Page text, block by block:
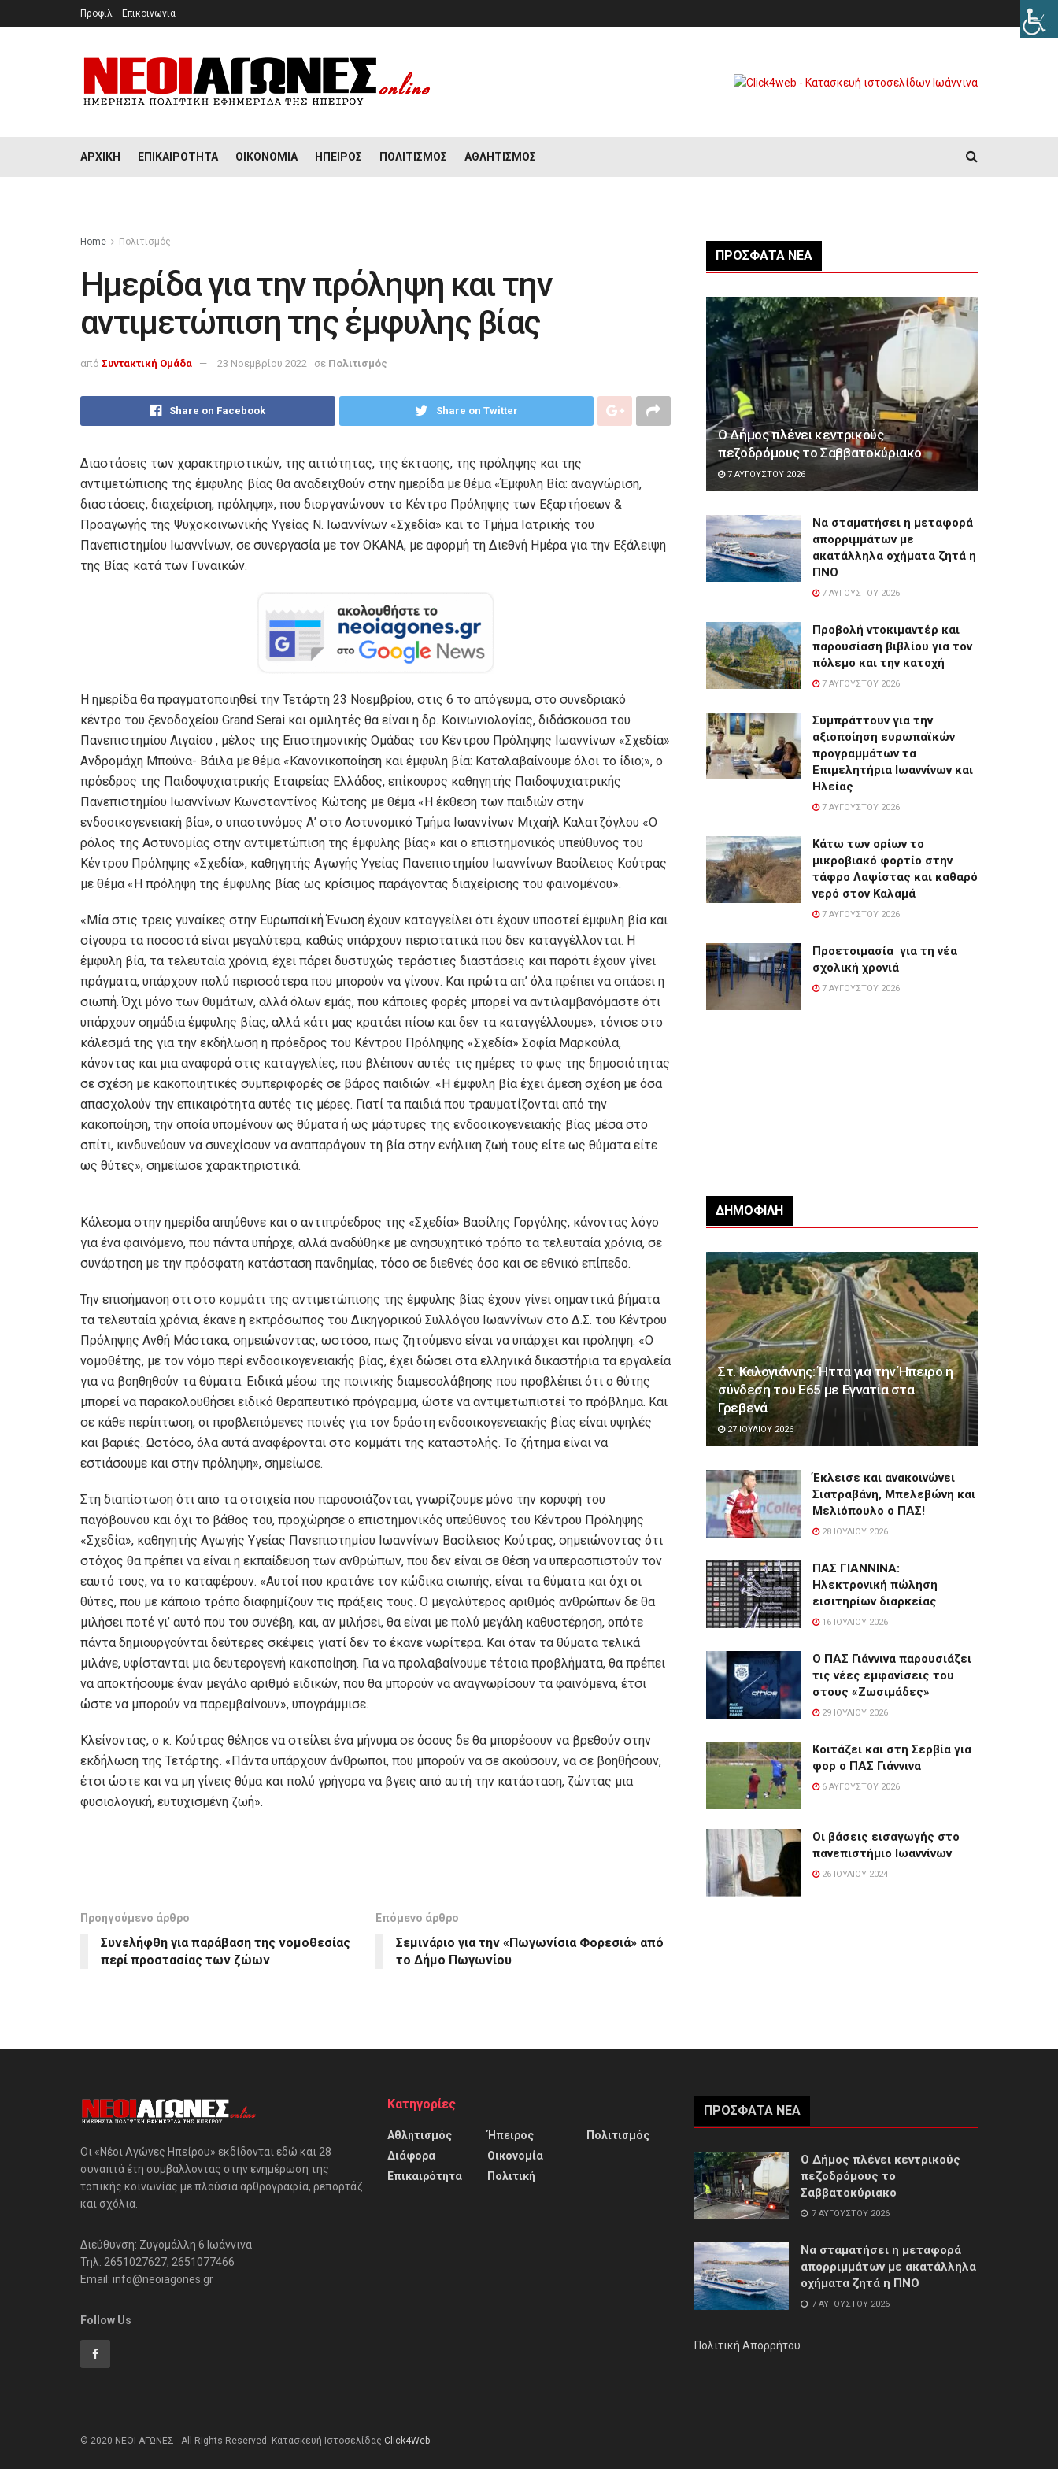
Προφίλ Επικοινωνία
ΑΡΧΙΚΉ ΕΠΙΚΑΙΡΌΤΗΤΑ ΟΙΚΟΝΟΜΊΑ ΉΠΕΙΡΟΣ ΠΟΛΙΤΙΣΜΌΣ ΑΘΛΗΤΙΣΜΌΣ
Home Πολιτισμός
Hμερίδα για την πρόληψη και την
αντιμετώπιση της έμφυλης βίας
από Συντακτική Ομάδα 23 Νοεμβρίου 2022 σε Πολιτισμός
Share on Facebook Share on Twitter
Διαστάσεις των χαρακτηριστικών, της αιτιότητας, της έκτασης, της πρόληψης και της
αντιμετώπισης της έμφυλης βίας θα αναδειχθούν στην ημερίδα με θέμα «Έμφυλη Βία: αναγνώριση,
διαστάσεις, διαχείριση, πρόληψη», που διοργανώνουν το Κέντρο Πρόληψης των Εξαρτήσεων &
Προαγωγής της Ψυχοκοινωνικής Υγείας Ν. Ιωαννίνων «Σχεδία» και το Τμήμα Ιατρικής του
Πανεπιστημίου Ιωαννίνων, σε συνεργασία με τον ΟΚΑΝΑ, με αφορμή τη Διεθνή Ημέρα για την Εξάλειψη
της Βίας κατά των Γυναικών.
Η ημερίδα θα πραγματοποιηθεί την Τετάρτη 23 Νοεμβρίου, στις 6 το απόγευμα, στο συνεδριακό
κέντρο του ξενοδοχείου Grand Serai και ομιλητές θα είναι η δρ. Κοινωνιολογίας, διδάσκουσα του
Πανεπιστημίου Αιγαίου , μέλος της Επιστημονικής Ομάδας του Κέντρου Πρόληψης Ιωαννίνων «Σχεδία»
Ανδρομάχη Μπούνα- Βάιλα με θέμα «Κανονικοποίηση και έμφυλη βία: Καταλαβαίνουμε όλοι το ίδιο;», ο
πρόεδρος της Παιδοψυχιατρικής Εταιρείας Ελλάδος, επίκουρος καθηγητής Παιδοψυχιατρικής
Πανεπιστημίου Ιωαννίνων Κωνσταντίνος Κώτσης με θέμα «Η έκθεση των παιδιών στην
ενδοοικογενειακή βία», ο υπαστυνόμος Α’ στο Αστυνομικό Τμήμα Ιωαννίνων Μιχαήλ Καλατζόγλου «Ο
ρόλος της Αστυνομίας στην αντιμετώπιση της έμφυλης βίας» και ο επιστημονικός υπεύθυνος του
Κέντρου Πρόληψης «Σχεδία», καθηγητής Αγωγής Υγείας Πανεπιστημίου Ιωαννίνων Βασίλειος Κούτρας
με θέμα «Η πρόληψη της έμφυλης βίας ως κρίσιμος παράγοντας διαχείρισης του φαινομένου».
«Μία στις τρεις γυναίκες στην Ευρωπαϊκή Ένωση έχουν καταγγείλει ότι έχουν υποστεί έμφυλη βία και
σίγουρα τα ποσοστά είναι μεγαλύτερα, καθώς υπάρχουν περιστατικά που δεν καταγγέλλονται. Η
έμφυλη βία, τα τελευταία χρόνια, έχει πάρει δυστυχώς τεράστιες διαστάσεις και παρότι έχουν γίνει
πράγματα, υπάρχουν πολύ περισσότερα που μπορούν να γίνουν. Και πρώτα απ’ όλα πρέπει να σπάσει η
σιωπή. Όχι μόνο των θυμάτων, αλλά όλων εμάς, που κάποιες φορές μπορεί να αντιλαμβανόμαστε ότι
υπάρχουν σημάδια έμφυλης βίας, αλλά κάτι μας κρατάει πίσω και δεν τα καταγγέλλουμε», τόνισε στο
κάλεσμά της για την εκδήλωση η πρόεδρος του Κέντρου Πρόληψης «Σχεδία» Σοφία Μαρκούλα,
κάνοντας και μια αναφορά στις καταγγελίες, που βλέπουν αυτές τις ημέρες το φως της δημοσιότητας
σε σχέση με κακοποιητικές συμπεριφορές σε βάρος παιδιών. «Η έμφυλη βία έχει άμεση σχέση με όσα
απασχολούν την επικαιρότητα αυτές τις μέρες. Γιατί τα παιδιά που τραυματίζονται από την
κακοποίηση, την οποία υπομένουν ως θύματα ή ως μάρτυρες της ενδοοικογενειακής βίας μέσα στο
σπίτι, κινδυνεύουν να συνεχίσουν να αναπαράγουν τη βία στην ενήλικη ζωή τους είτε ως θύματα είτε
ως θύτες», σημείωσε χαρακτηριστικά.
Κάλεσμα στην ημερίδα απηύθυνε και ο αντιπρόεδρος της «Σχεδία» Βασίλης Γοργόλης, κάνοντας λόγο
για ένα φαινόμενο, που πάντα υπήρχε, αλλά αναδύθηκε με ανησυχητικό τρόπο τα τελευταία χρόνια, σε
συνάρτηση με την πρόσφατη κατάσταση πανδημίας, τόσο σε διεθνές όσο και σε εθνικό επίπεδο.
Την επισήμανση ότι στο κομμάτι της αντιμετώπισης της έμφυλης βίας έχουν γίνει σημαντικά βήματα
τα τελευταία χρόνια, έκανε η εκπρόσωπος του Δικηγορικού Συλλόγου Ιωαννίνων στο Δ.Σ. του Κέντρου
Πρόληψης Ανθή Μάστακα, σημειώνοντας, ωστόσο, πως ζητούμενο είναι να υπάρχει και πρόληψη. «Ο
νομοθέτης, με τον νόμο περί ενδοοικογενειακής βίας, έχει δώσει στα ελληνικά δικαστήρια τα εργαλεία
για να βοηθηθούν τα θύματα. Ειδικά μέσω της ποινικής διαμεσολάβησης που προβλέπει ότι ο θύτης
μπορεί να παρακολουθήσει ειδικό θεραπευτικό πρόγραμμα, ώστε να αντιμετωπιστεί το πρόβλημα. Και
σε κάθε περίπτωση, οι προβλεπόμενες ποινές για τον δράστη ενδοοικογενειακής βίας είναι υψηλές
και βαριές. Ωστόσο, όλα αυτά αναφέρονται στο κομμάτι της καταστολής. Το ζήτημα είναι να
εστιάσουμε και στην πρόληψη», σημείωσε.
Στη διαπίστωση ότι από τα στοιχεία που παρουσιάζονται, γνωρίζουμε μόνο την κορυφή του
παγόβουνου και όχι το βάθος του, προχώρησε ο επιστημονικός υπεύθυνος του Κέντρου Πρόληψης
«Σχεδία», καθηγητής Αγωγής Υγείας Πανεπιστημίου Ιωαννίνων Βασίλειος Κούτρας, σημειώνοντας ότι
στόχος θα πρέπει να είναι η εκπαίδευση των ανθρώπων, που δεν είναι σε θέση να υπερασπιστούν τον
εαυτό τους, να το καταφέρουν. «Αυτοί που κρατάνε τον κώδικα σιωπής, είναι τα θύματα και όχι οι
θύτες, που με κάποιο τρόπο διαφημίζουν τις πράξεις τους. Ο μεγαλύτερος αριθμός ανθρώπων δε θα
μιλήσει ποτέ γι’ αυτό που του συνέβη, και, αν μιλήσει, θα είναι με πολύ μεγάλη καθυστέρηση, οπότε
πάντα δημιουργούνται δεύτερες σκέψεις γιατί δεν το έκανε νωρίτερα. Και όταν τα θύματα τελικά
μιλάνε, υφίστανται μια δευτερογενή κακοποίηση. Για να προλαβαίνουμε τέτοια προβλήματα, θα πρέπει
να αποκτήσουμε έναν μεγάλο αριθμό ειδικών, που θα μπορούν να αναγνωρίσουν τα φαινόμενα, έτσι
ώστε να μπορούν να παρεμβαίνουν», υπογράμμισε.
Κλείνοντας, ο κ. Κούτρας θέλησε να στείλει ένα μήνυμα σε όσους δε θα μπορέσουν να βρεθούν στην
εκδήλωση της Τετάρτης. «Πάντα υπάρχουν άνθρωποι, που μπορούν να σε ακούσουν, να σε βοηθήσουν,
έτσι ώστε και να μη γίνεις θύμα και πολύ γρήγορα να βγεις από αυτή την κατάσταση, ζώντας μια
φυσιολογική, ευτυχισμένη ζωή».
Προηγούμενο άρθρο
Συνελήφθη για παράβαση της νομοθεσίας
περί προστασίας των ζώων
Επόμενο άρθρο
Σεμινάριο για την «Πωγωνίσια Φορεσιά» από
το Δήμο Πωγωνίου
ΠΡΌΣΦΑΤΑ ΝΈΑ
Ο Δήμος πλένει κεντρικούς
πεζοδρόμους το Σαββατοκύριακο
7 ΑΥΓΟΎΣΤΟΥ 2026
Να σταματήσει η μεταφορά
απορριμμάτων με
ακατάλληλα οχήματα ζητά η
ΠΝΟ
7 ΑΥΓΟΎΣΤΟΥ 2026
Προβολή ντοκιμαντέρ και
παρουσίαση βιβλίου για τον
πόλεμο και την κατοχή
7 ΑΥΓΟΎΣΤΟΥ 2026
Συμπράττουν για την
αξιοποίηση ευρωπαϊκών
προγραμμάτων τα
Επιμελητήρια Ιωαννίνων και
Ηλείας
7 ΑΥΓΟΎΣΤΟΥ 2026
Κάτω των ορίων το
μικροβιακό φορτίο στην
τάφρο Λαψίστας και καθαρό
νερό στον Καλαμά
7 ΑΥΓΟΎΣΤΟΥ 2026
Προετοιμασία για τη νέα
σχολική χρονιά
7 ΑΥΓΟΎΣΤΟΥ 2026
ΔΗΜΟΦΙΛΉ
Στ. Καλογιάννης: Ήττα για την Ήπειρο η
σύνδεση του Ε65 με Εγνατία στα
Γρεβενά
27 ΙΟΥΛΊΟΥ 2026
Έκλεισε και ανακοινώνει
Σιατραβάνη, Μπελεβώνη και
Μελιόπουλο ο ΠΑΣ!
28 ΙΟΥΛΊΟΥ 2026
ΠΑΣ ΓΙΑΝΝΙΝΑ:
Hλεκτρονική πώληση
εισιτηρίων διαρκείας
16 ΙΟΥΛΊΟΥ 2026
Ο ΠΑΣ Γιάννινα παρουσιάζει
τις νέες εμφανίσεις του
στους «Ζωσιμάδες»
29 ΙΟΥΛΊΟΥ 2026
Κοιτάζει και στη Σερβία για
φορ ο ΠΑΣ Γιάννινα
6 ΑΥΓΟΎΣΤΟΥ 2026
Οι βάσεις εισαγωγής στο
πανεπιστήμιο Ιωαννίνων
26 ΙΟΥΛΊΟΥ 2024
Οι «Νέοι Αγώνες Ηπείρου» εκδίδονται εδώ και 28
συναπτά έτη συμβάλλοντας στην ενημέρωση της
τοπικής κοινωνίας με πλούσια αρθρογραφία, ρεπορτάζ
και σχόλια.
Διεύθυνση: Ζυγομάλλη 6 Ιωάννινα
Τηλ: 2651027627, 2651077466
Email: info@neoiagones.gr
Follow Us
Κατηγορίες
Αθλητισμός
Διάφορα
Επικαιρότητα
Ήπειρος
Οικονομία
Πολιτική
Πολιτισμός
ΠΡΌΣΦΑΤΑ ΝΈΑ
Ο Δήμος πλένει κεντρικούς
πεζοδρόμους το
Σαββατοκύριακο
7 ΑΥΓΟΎΣΤΟΥ 2026
Να σταματήσει η μεταφορά
απορριμμάτων με ακατάλληλα
οχήματα ζητά η ΠΝΟ
7 ΑΥΓΟΎΣΤΟΥ 2026
Πολιτική Απορρήτου
© 2020 ΝΕΟΙ ΑΓΩΝΕΣ - All Rights Reserved. Κατασκευή Ιστοσελίδας Click4Web